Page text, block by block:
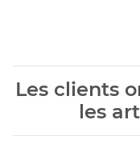
Les clients
les